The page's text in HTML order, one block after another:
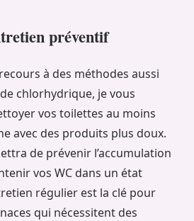
préventif
à des méthodes aussi
chlorhydrique, je vous
vos toilettes au moins
avec des produits plus doux.
de prévenir l’accumulation
vos WC dans un état
régulier est la clé pour
qui nécessitent des